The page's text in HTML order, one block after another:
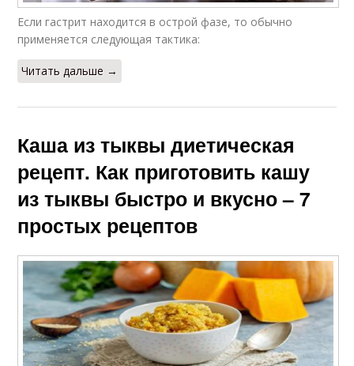
Если гастрит находится в острой фазе, то обычно
применяется следующая тактика:
Читать дальше →
Каша из тыквы диетическая
рецепт. Как приготовить кашу
из тыквы быстро и вкусно – 7
простых рецептов